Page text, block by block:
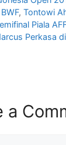
, Tontowi
Piala
Perkasa
a